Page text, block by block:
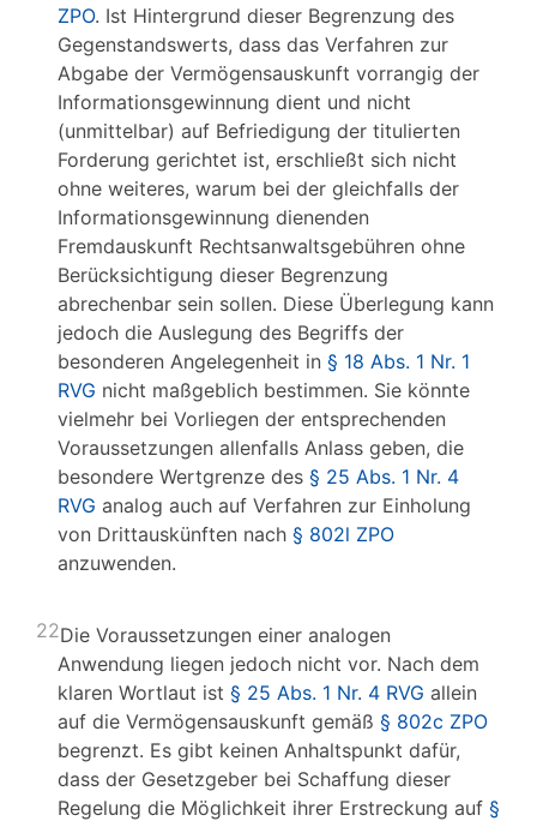
ZPO. Ist Hintergrund dieser Begrenzung des
Gegenstandswerts, dass das Verfahren zur
Abgabe der Vermögensauskunft vorrangig der
Informationsgewinnung dient und nicht
(unmittelbar) auf Befriedigung der titulierten
Forderung gerichtet ist, erschließt sich nicht
ohne weiteres, warum bei der gleichfalls der
Informationsgewinnung dienenden
Fremdauskunft Rechtsanwaltsgebühren ohne
Berücksichtigung dieser Begrenzung
abrechenbar sein sollen. Diese Überlegung kann
jedoch die Auslegung des Begriffs der
besonderen Angelegenheit in § 18 Abs. 1 Nr. 1
RVG nicht maßgeblich bestimmen. Sie könnte
vielmehr bei Vorliegen der entsprechenden
Voraussetzungen allenfalls Anlass geben, die
besondere Wertgrenze des § 25 Abs. 1 Nr. 4
RVG analog auch auf Verfahren zur Einholung
von Drittauskünften nach § 802l ZPO
anzuwenden.
22Die Voraussetzungen einer analogen
Anwendung liegen jedoch nicht vor. Nach dem
klaren Wortlaut ist § 25 Abs. 1 Nr. 4 RVG allein
auf die Vermögensauskunft gemäß § 802c ZPO
begrenzt. Es gibt keinen Anhaltspunkt dafür,
dass der Gesetzgeber bei Schaffung dieser
Regelung die Möglichkeit ihrer Erstreckung auf §